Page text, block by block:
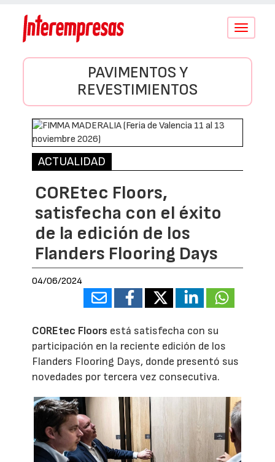
Conmutar
PAVIMENTOS Y
REVESTIMIENTOS
ACTUALIDAD
COREtec Floors,
satisfecha con el éxito
de la edición de los
Flanders Flooring Days
04/06/2024
COREtec Floors está satisfecha con su
participación en la reciente edición de los
Flanders Flooring Days, donde presentó sus
novedades por tercera vez consecutiva.